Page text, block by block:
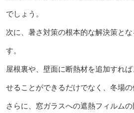
でしょう。
次に、暑さ対策の根本的な解決策と
す。
屋根裏や、壁面に断熱材を追加すれ
せることができるだけでなく、冬場の
さらに、窓ガラスへの遮熱フィルム